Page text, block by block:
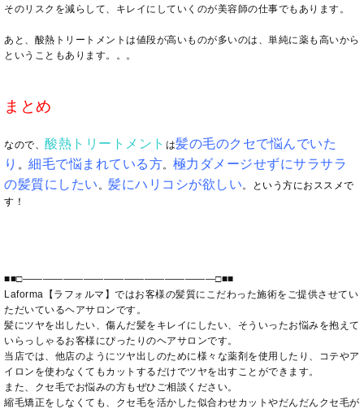
そのリスクを減らして、キレイにしていくのが美容師の仕事でもあります。
あと、酸熱トリートメントは値段が高いものが多いのは、単純に薬も高いから
ということもあります。。。
まとめ
なので、 酸熱トリートメント は髪の毛のクセで悩んでいた
り 。 細毛で悩まれている方。 極力ダメージせずにサラサラ
の髪質にしたい 。 髪にハリコシが欲しい。
という方におススメで
す！
■■□―――――――――――――――――――□■■
Laforma【ラフォルマ】ではお客様の髪質にこだわった施術をご提供させてい
ただいているヘアサロンです。
髪にツヤを出したい、傷んだ髪をキレイにしたい、そういったお悩みを抱えて
いらっしゃるお客様にぴったりのヘアサロンです。
当店では、他店のようにツヤ出しのために様々な薬剤を使用したり、コテやア
イロンを使わなくてもカットするだけでツヤを出すことができます。
また、クセ毛でお悩みの方もぜひご相談ください。
縮毛矯正をしなくても、クセ毛を活かした似合わせカットやだんだんクセ毛が